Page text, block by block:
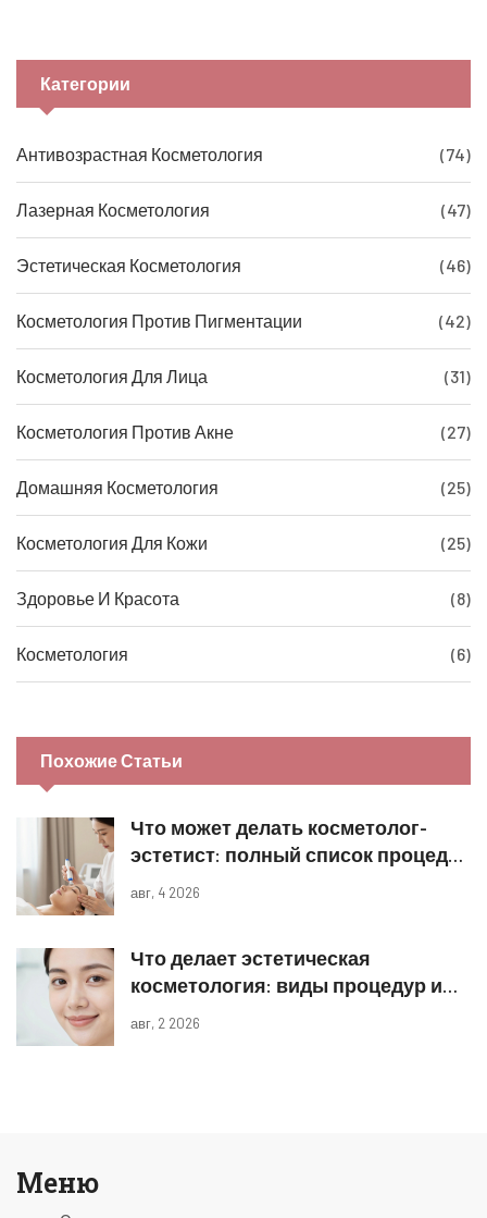
Категории
Антивозрастная Косметология (74)
Лазерная Косметология (47)
Эстетическая Косметология (46)
Косметология Против Пигментации (42)
Косметология Для Лица (31)
Косметология Против Акне (27)
Домашняя Косметология (25)
Косметология Для Кожи (25)
Здоровье И Красота (8)
Косметология (6)
Похожие Статьи
Что может делать косметолог-
эстетист: полный список процедур
и границы компетенций
авг, 4 2026
Что делает эстетическая
косметология: виды процедур и
реальные результаты
авг, 2 2026
Меню